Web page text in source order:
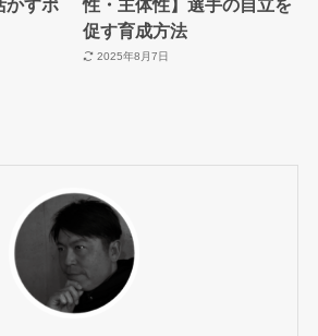
促す育成方法
2025年8月7日